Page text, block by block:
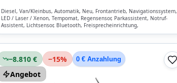
Diesel, Van/Kleinbus, Automatik, Neu, Frontantrieb, Navigationssystem,
LED / Laser / Xenon, Tempomat, Regensensor, Parkassistent, Notruf-
Assistent, Lichtsensor, Bluetooth, Freisprecheinrichtung,
Verkehrszeichen-Erkennung, ESP, ABS, Klimatisierung, Airbag
−8.810 € −15% 0 € Anzahlung
Angebot